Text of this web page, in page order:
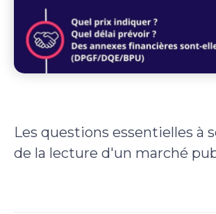
Les questions essentielles à
de la lecture d'un marché